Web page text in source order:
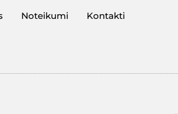
Noteikumi Kontakti